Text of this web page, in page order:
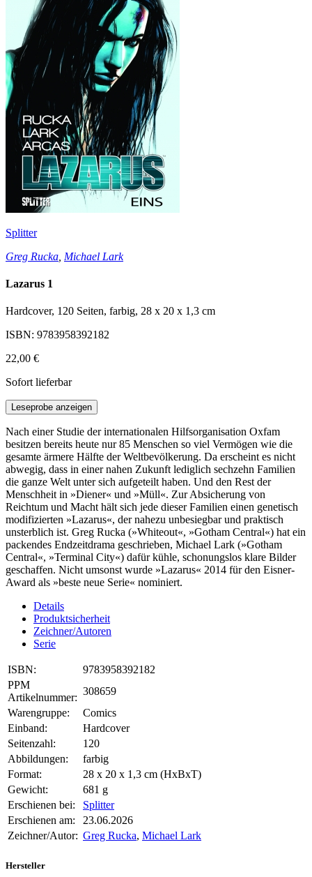
Splitter
Greg Rucka Michael Lark
Lazarus 1
Hardcover, 120 Seiten, farbig, 28 x 20 x 1,3 cm
ISBN: 9783958392182
22,00 €
Sofort lieferbar
Leseprobe anzeigen
Nach einer Studie der internationalen Hilfsorganisation Oxfam
besitzen bereits heute nur 85 Menschen so viel Vermögen wie die
gesamte ärmere Hälfte der Weltbevölkerung. Da erscheint es nicht
abwegig, dass in einer nahen Zukunft lediglich sechzehn Familien
die ganze Welt unter sich aufgeteilt haben. Und den Rest der
Menschheit in »Diener« und »Müll«. Zur Absicherung von
Reichtum und Macht hält sich jede dieser Familien einen genetisch
modifizierten »Lazarus«, der nahezu unbesiegbar und praktisch
unsterblich ist. Greg Rucka (»Whiteout«, »Gotham Central«) hat ein
packendes Endzeitdrama geschrieben, Michael Lark (»Gotham
Central«, »Terminal City«) dafür kühle, schonungslos klare Bilder
geschaffen. Nicht umsonst wurde »Lazarus« 2014 für den Eisner-
Award als »beste neue Serie« nominiert.
Details
Produktsicherheit
Zeichner/Autoren
Serie
ISBN:
9783958392182
PPM
Artikelnummer:
308659
Warengruppe:
Comics
Einband:
Hardcover
Seitenzahl:
120
Abbildungen:
farbig
Format:
28 x 20 x 1,3 cm (HxBxT)
Gewicht:
681 g
Erschienen bei:
Splitter
Erschienen am:
23.06.2026
Zeichner/Autor: Greg Rucka, Michael Lark
Hersteller